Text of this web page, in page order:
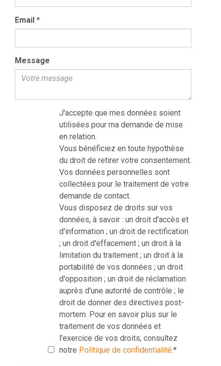
Email *
Message
J'accepte que mes données soient
utilisées pour ma demande de mise
en relation.
Vous bénéficiez en toute hypothèse
du droit de retirer votre consentement.
Vos données personnelles sont
collectées pour le traitement de votre
demande de contact.
Vous disposez de droits sur vos
données, à savoir : un droit d'accès et
d'information ; un droit de rectification
; un droit d'effacement ; un droit à la
limitation du traitement ; un droit à la
portabilité de vos données ; un droit
d'opposition ; un droit de réclamation
auprès d'une autorité de contrôle ; le
droit de donner des directives post-
mortem. Pour en savoir plus sur le
traitement de vos données et
l'exercice de vos droits, consultez
notre Politique de confidentialité.*